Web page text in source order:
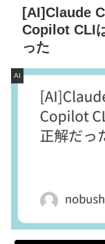
[AI]Claude
Copilot CLI
った
AI